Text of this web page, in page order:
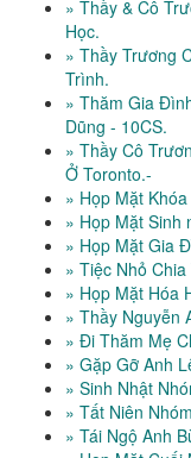
» Thầy & Cô
Học.
» Thầy Trương
Trình.
» Thăm Gia
Dũng - 10CS.
» Thầy Cô
Ở Toronto.-
» Họp Mặt
» Họp Mặt Sinh
» Họp Mặt Gia
» Tiệc Nhỏ
» Họp Mặt Hóa
» Thầy Nguyễn
» Đi Thăm Mẹ
» Gặp Gỡ Anh
» Sinh Nhật
» Tất Niên
» Tái Ngộ Anh